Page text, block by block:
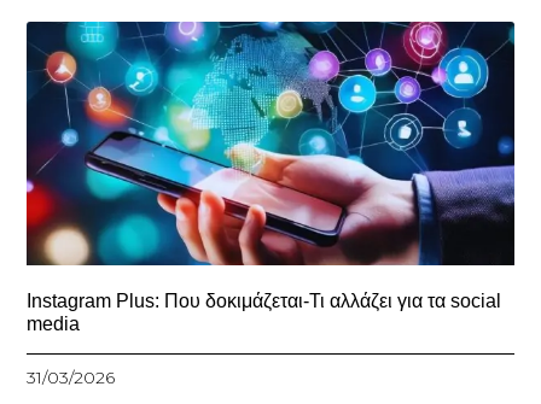
Instagram Plus: Που δοκιμάζεται-Τι αλλάζει για τα social
media
31/03/2026